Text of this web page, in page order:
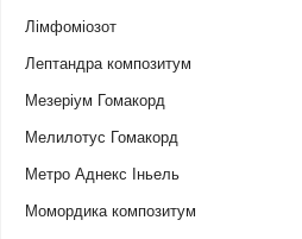
Лімфоміозот
Лептандра композитум
Мезеріум Гомакорд
Мелилотус Гомакорд
Метро Аднекс Іньель
Момордика композитум